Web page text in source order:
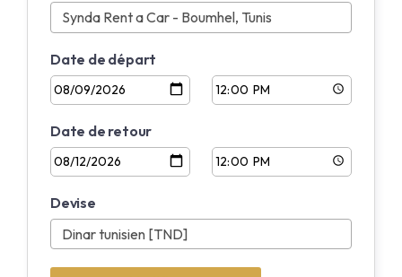
Date de départ
Date de retour
Devise